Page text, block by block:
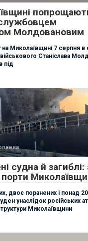
Молдовановим
Миколаївщині 7 серпня в
Станіслава
під
судна й загиблі:
двоє поранених і понад 20
унаслідок російських
Миколаївщини